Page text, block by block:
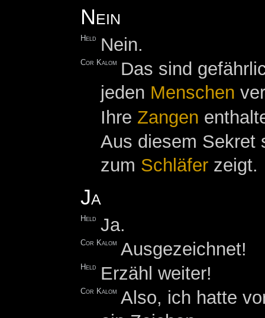
Nein
Held Nein.
Cor Kalom
Das sind
jeden Menschen
Ihre Zangen
Aus diesem
zum Schläfer zeigt.
Ja
Held Ja.
Cor Kalom Ausgezeichnet!
Held Erzähl weiter!
Cor Kalom Also, ich hatte